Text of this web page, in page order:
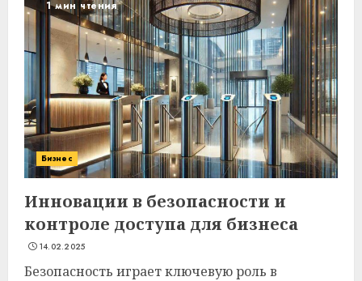
1 мин чтения
Бизнес
Инновации в безопасности и
контроле доступа для бизнеса
14.02.2025
Безопасность играет ключевую роль в